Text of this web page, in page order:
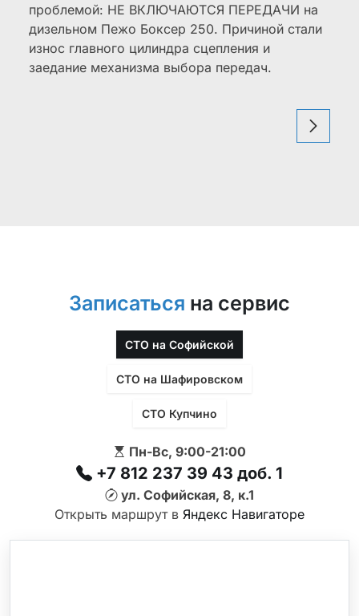
проблемой: НЕ ВКЛЮЧАЮТСЯ ПЕРЕДАЧИ на
дизельном Пежо Боксер 250. Причиной стали
износ главного цилиндра сцепления и
заедание механизма выбора передач.
Записаться на сервис
СТО на Софийской
СТО на Шафировском
СТО Купчино
Пн-Вс, 9:00-21:00
+7 812 237 39 43 доб. 1
ул. Софийская, 8, к.1
Открыть маршрут в Яндекс Навигаторе